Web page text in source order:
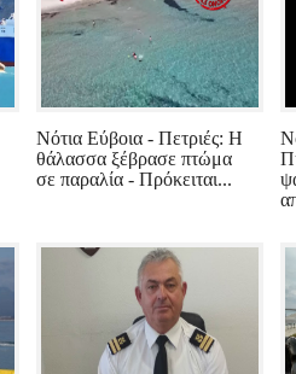
Νότια Εύβοια - Πετριές: Η
θάλασσα ξέβρασε πτώμα
σε παραλία - Πρόκειται...